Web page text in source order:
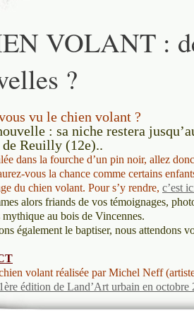
VOLANT :
?
vu le chien volant ?
: sa niche restera
de Reuilly (12e)..
dans la fourche d’un pin noir, allez
vous la chance comme certains
du chien volant. Pour s’y rendre, c’est
alors friands de vos témoignages,
mythique au bois de Vincennes.
également le baptiser, nous attendons
volant réalisée par Michel Neff
édition de Land’Art urbain en octobre